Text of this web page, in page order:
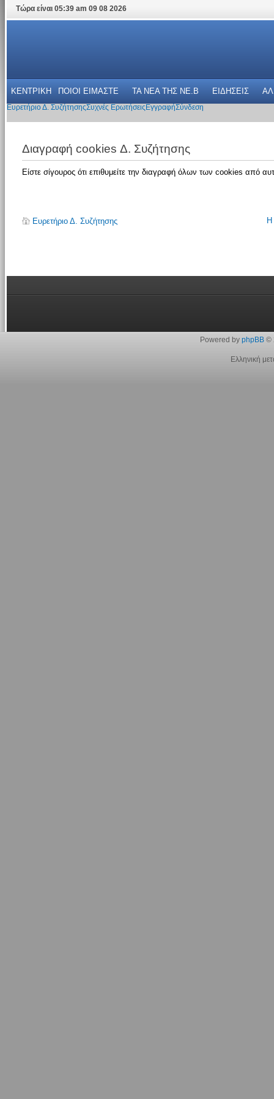
Τώρα είναι 05:39 am 09 08 2026
ΚΕΝΤΡΙΚΗ ΠΟΙΟΙ ΕΙΜΑΣΤΕ ΤΑ ΝΕΑ THΣ NE.B ΕΙΔΗΣΕΙΣ
Ευρετήριο Δ. ΣυζήτησηςΣυχνές Ερωτήσεις ΕγγραφήΣύνδεση
Διαγραφή cookies Δ. Συζήτησης
Είστε σίγουρος ότι επιθυμείτε την διαγραφή όλων των cookies από
Ευρετήριο Δ. Συζήτησης Η
Powered by phpBB©
Ελληνική